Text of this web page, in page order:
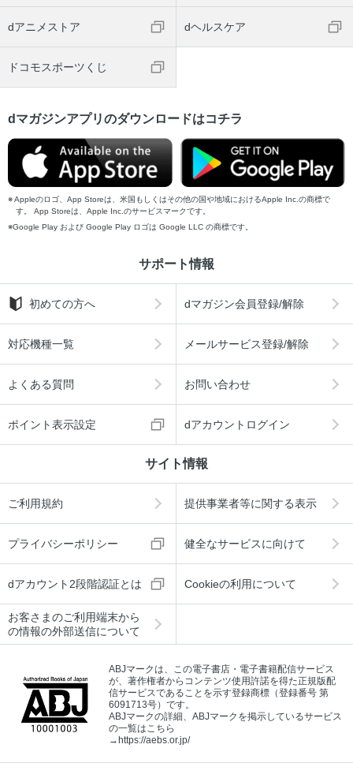
dアニメストア dヘルスケア
ドコモスポーツくじ
dマガジンアプリのダウンロードはコチラ
Appleのロゴ、App Storeは、米国もしくはその他の国や地域におけるApple Inc.の商標で
す。 App Storeは、Apple Inc.のサービスマークです。
Google Play および Google Play ロゴは Google LLC の商標です。
サポート情報
初めての方へ dマガジン会員登録/解除
対応機種一覧 メールサービス登録/解除
よくある質問 お問い合わせ
ポイント表示設定 dアカウントログイン
サイト情報
ご利用規約 提供事業者等に関する表示
プライバシーポリシー 健全なサービスに向けて
dアカウント2段階認証とは Cookieの利用について
お客さまのご利用端末から
の情報の外部送信について
ABJマークは、この電子書店・電子書籍配信サービス
が、著作権者からコンテンツ使用許諾を得た正規版配
信サービスであることを示す登録商標（登録番号 第
6091713号）です。
ABJマークの詳細、ABJマークを掲示しているサービス
の一覧はこちら
→https://aebs.or.jp/